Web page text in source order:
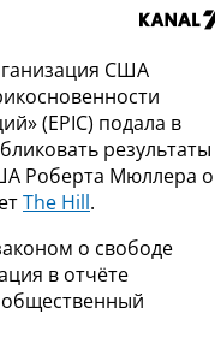
США
(EPIC) подала в
результаты
Роберта Мюллера о
The Hill.
о свободе
в отчёте